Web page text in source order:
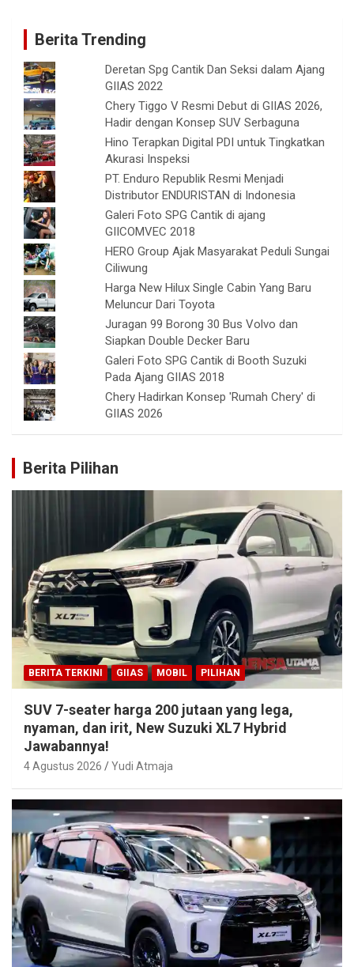
Berita Trending
Deretan Spg Cantik Dan Seksi dalam Ajang
GIIAS 2022
Chery Tiggo V Resmi Debut di GIIAS 2026,
Hadir dengan Konsep SUV Serbaguna
Hino Terapkan Digital PDI untuk Tingkatkan
Akurasi Inspeksi
PT. Enduro Republik Resmi Menjadi
Distributor ENDURISTAN di Indonesia
Galeri Foto SPG Cantik di ajang
GIICOMVEC 2018
HERO Group Ajak Masyarakat Peduli Sungai
Ciliwung
Harga New Hilux Single Cabin Yang Baru
Meluncur Dari Toyota
Juragan 99 Borong 30 Bus Volvo dan
Siapkan Double Decker Baru
Galeri Foto SPG Cantik di Booth Suzuki
Pada Ajang GIIAS 2018
Chery Hadirkan Konsep 'Rumah Chery' di
GIIAS 2026
Berita Pilihan
BERITA TERKINI GIIAS MOBIL PILIHAN
SUV 7-seater harga 200 jutaan yang lega,
nyaman, dan irit, New Suzuki XL7 Hybrid
Jawabannya!
4 Agustus 2026 Yudi Atmaja